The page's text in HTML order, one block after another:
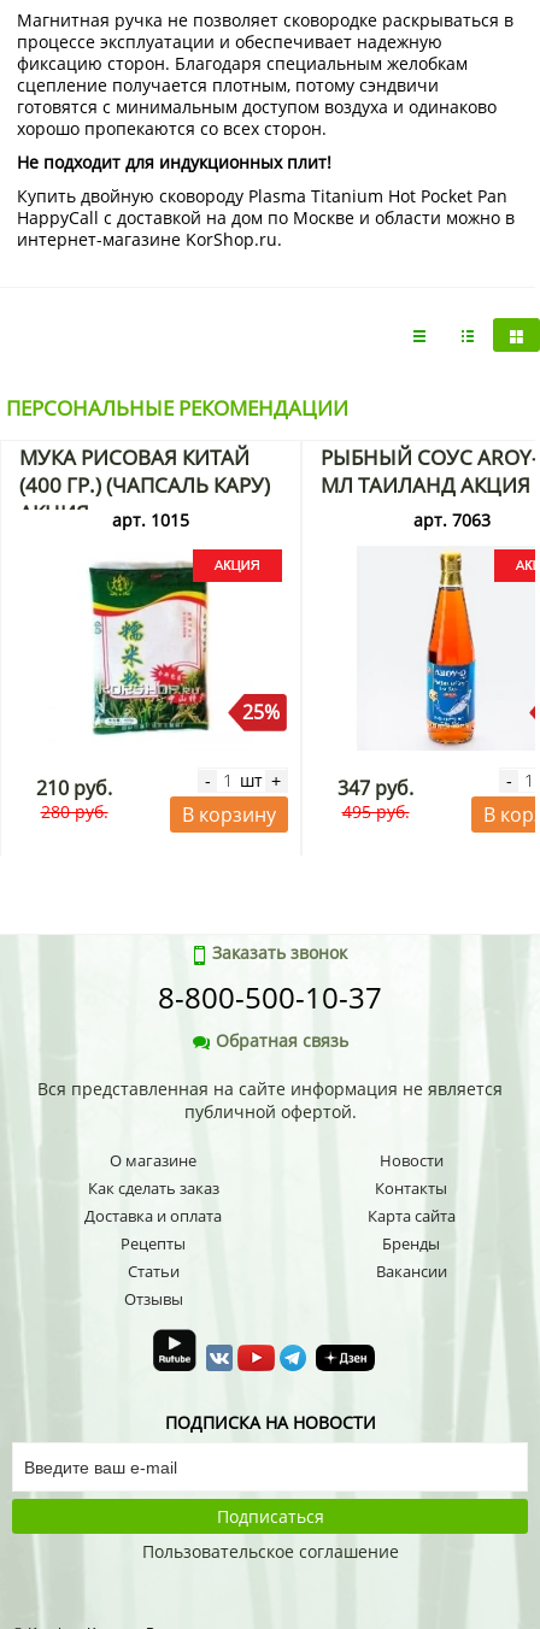
Магнитная ручка не позволяет сковородке раскрываться в
процессе эксплуатации и обеспечивает надежную
фиксацию сторон. Благодаря специальным желобкам
сцепление получается плотным, потому сэндвичи
готовятся с минимальным доступом воздуха и одинаково
хорошо пропекаются со всех сторон.
Не подходит для индукционных плит!
Купить двойную сковороду Plasma Titanium Hot Pocket Pan
HappyCall с доставкой на дом по Москве и области можно в
интернет-магазине KorShop.ru.
ПЕРСОНАЛЬНЫЕ РЕКОМЕНДАЦИИ
МУКА РИСОВАЯ КИТАЙ
(400 ГР.) (ЧАПСАЛЬ КАРУ)
АКЦИЯ
арт. 1015
25%
210 руб.
280 руб.
- шт +
В корзину
РЫБНЫЙ СОУС AROY-
МЛ ТАИЛАНД АКЦИЯ
арт. 7063
347 руб.
495 руб.
-
В
Заказать звонок
8-800-500-10-37
Обратная связь
Вся представленная на сайте информация не является
публичной офертой.
О магазине
Как сделать заказ
Доставка и оплата
Рецепты
Статьи
Отзывы
Новости
Контакты
Карта сайта
Бренды
Вакансии
ПОДПИСКА НА НОВОСТИ
Подписаться
Пользовательское соглашение